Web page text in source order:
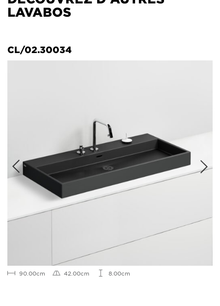
LAVABOS
CL/02.30034
90.00cm 42.00cm 8.00cm